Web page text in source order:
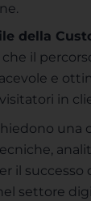
della
il
e
in
una
il successo
settore